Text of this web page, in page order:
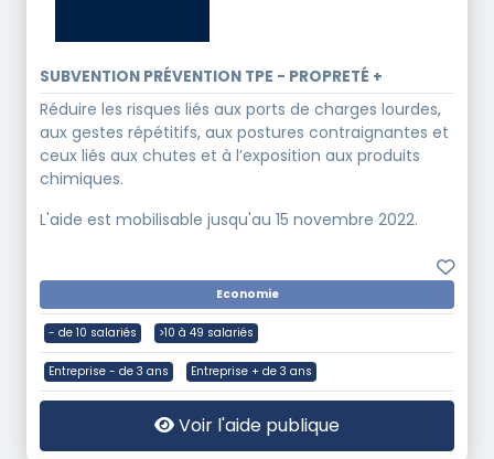
SUBVENTION PRÉVENTION TPE - PROPRETÉ +
Réduire les risques liés aux ports de charges lourdes,
aux gestes répétitifs, aux postures contraignantes et
ceux liés aux chutes et à l’exposition aux produits
chimiques.
L'aide est mobilisable jusqu'au 15 novembre 2022.
Economie
- de 10 salariés >10 à 49 salariés
Entreprise - de 3 ans Entreprise + de 3 ans
Voir l'aide publique